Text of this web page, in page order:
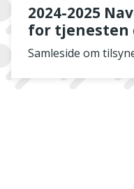
2024-2025
for tjenesten
rådgivning til
vanskelig
Samleside om